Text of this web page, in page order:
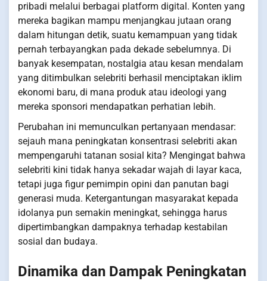
pribadi melalui berbagai platform digital. Konten yang
mereka bagikan mampu menjangkau jutaan orang
dalam hitungan detik, suatu kemampuan yang tidak
pernah terbayangkan pada dekade sebelumnya. Di
banyak kesempatan, nostalgia atau kesan mendalam
yang ditimbulkan selebriti berhasil menciptakan iklim
ekonomi baru, di mana produk atau ideologi yang
mereka sponsori mendapatkan perhatian lebih.
Perubahan ini memunculkan pertanyaan mendasar:
sejauh mana peningkatan konsentrasi selebriti akan
mempengaruhi tatanan sosial kita? Mengingat bahwa
selebriti kini tidak hanya sekadar wajah di layar kaca,
tetapi juga figur pemimpin opini dan panutan bagi
generasi muda. Ketergantungan masyarakat kepada
idolanya pun semakin meningkat, sehingga harus
dipertimbangkan dampaknya terhadap kestabilan
sosial dan budaya.
Dinamika dan Dampak Peningkatan